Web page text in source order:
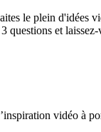
vidéo à
le plein d'idées
questions et